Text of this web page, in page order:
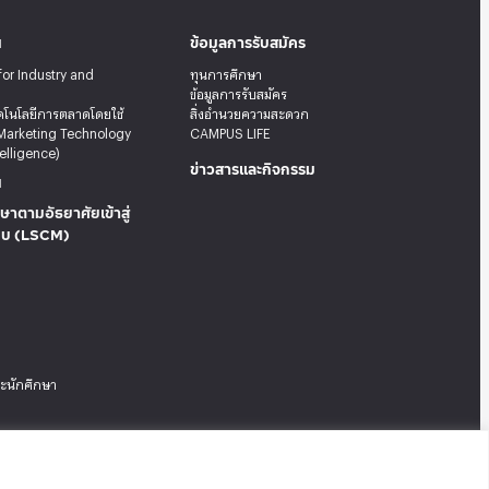
Industry and
นโลยีการตลาดโดยใช้
Technology
าตามอัธยาศัยเข้าสู่
(LSCM)
นักศึกษา
ข้อมูลการรับสมัคร
ทุนการศึกษา
ข้อมูลการรับสมัคร
สิ่งอำนวยความสะดวก
CAMPUS LIFE
ข่าวสารและกิจกรรม